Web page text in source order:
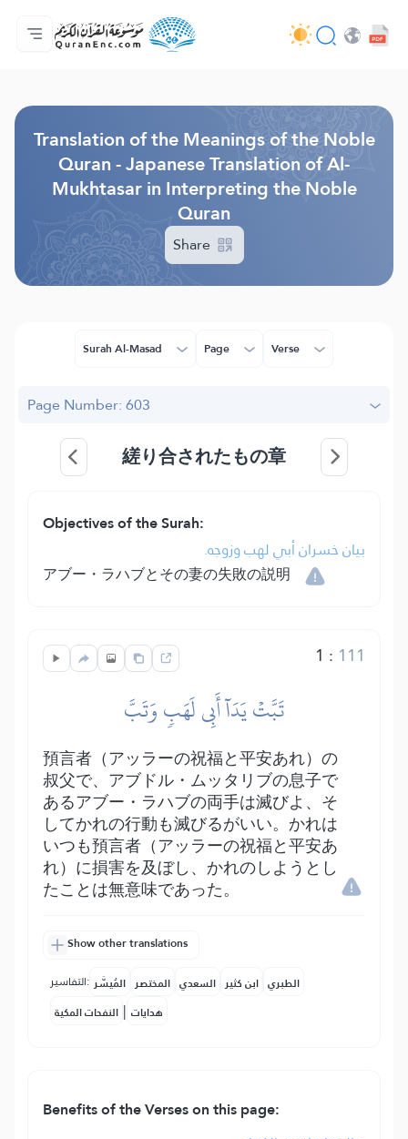
Home
Index of Translations
Audio
Developers' Services - API
About
Contact Us
Language
Translation of the Meanings of the Noble
Quran - Japanese Translation of Al-
Mukhtasar in Interpreting the Noble
Quran
Share
Surah Al-Masad Page Verse
Page Number: 603
縒り合されたもの章
Objectives of the Surah:
بيان خسران أبي لهب وزوجه.
アブー・ラハブとその妻の失敗の説明
1 : 111
تَبَّتۡ يَدَآ أَبِي لَهَبٖ وَتَبَّ
預言者（アッラーの祝福と平安あれ）の
叔父で、アブドル・ムッタリブの息子で
あるアブー・ラハブの両手は滅びよ、そ
してかれの行動も滅びるがいい。かれは
いつも預言者（アッラーの祝福と平安あ
れ）に損害を及ぼし、かれのしようとし
たことは無意味であった。
Show other translations
التفاسير: المُيسَّر المختصر السعدي ابن كثير الطبري
النفحات المكية | هدايات
Benefits of the Verses on this page: